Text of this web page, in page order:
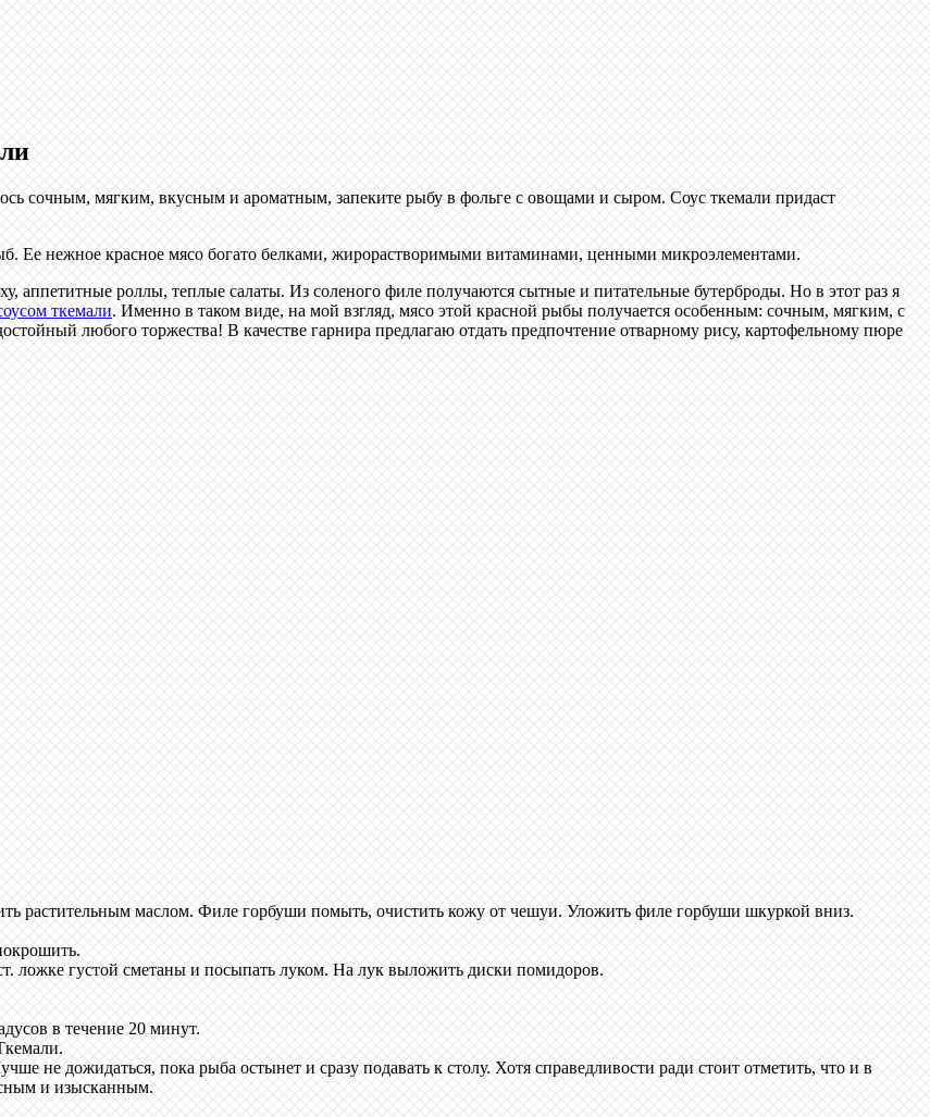
сочным, мягким, вкусным и ароматным, запеките рыбу в фольге с овощами и сыром. Соус ткемали придаст
Ее нежное красное мясо богато белками, жирорастворимыми витаминами, ценными микроэлементами.
роллы, теплые салаты. Из соленого филе получаются сытные и питательные бутерброды. Но в этот раз я
ткемали. Именно в таком виде, на мой взгляд, мясо этой красной рыбы получается особенным: сочным, мягким, с
любого торжества! В качестве гарнира предлагаю отдать предпочтение отварному рису, картофельному пюре
растительным маслом. Филе горбуши помыть, очистить кожу от чешуи. Уложить филе горбуши шкуркой вниз.
густой сметаны и посыпать луком. На лук выложить диски помидоров.
в течение 20 минут.
не дожидаться, пока рыба остынет и сразу подавать к столу. Хотя справедливости ради стоит отметить, что и в
и изысканным.